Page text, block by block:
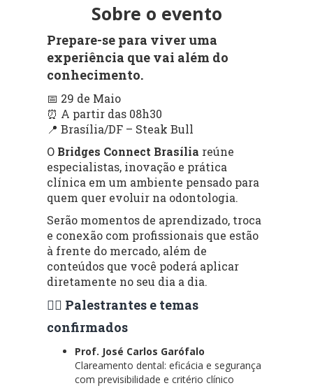
Sobre o evento
Prepare-se para viver uma
experiência que vai além do
conhecimento.
📅 29 de Maio
⏰ A partir das 08h30
📍 Brasília/DF – Steak Bull
O Bridges Connect Brasília reúne
especialistas, inovação e prática
clínica em um ambiente pensado para
quem quer evoluir na odontologia.
Serão momentos de aprendizado, troca
e conexão com profissionais que estão
à frente do mercado, além de
conteúdos que você poderá aplicar
diretamente no seu dia a dia.
👨‍⚕️ Palestrantes e temas
confirmados
Prof. José Carlos Garófalo
Clareamento dental: eficácia e segurança
com previsibilidade e critério clínico